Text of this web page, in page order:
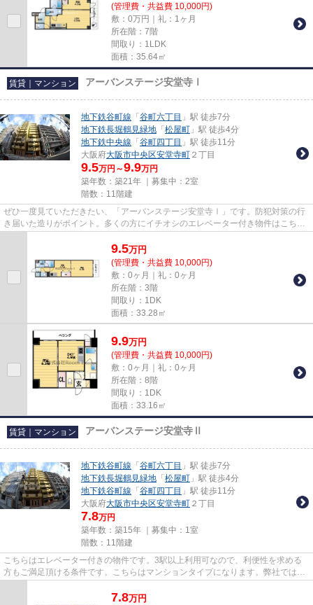
(管理費・共益費 10,000円)
敷：0万円｜礼：1ヶ月
所在階：7階
間取り：1LDK
面積：35.64㎡
賃貸｜マンション アーバンステージ安堂寺Ⅰ
地下鉄谷町線 「 谷町六丁目 」駅 徒歩7分
地下鉄長堀鶴見緑地 「 松屋町 」駅 徒歩4分
地下鉄中央線 「 谷町四丁目 」駅 徒歩11分
大阪府大阪市中央区安堂寺町 ２丁目
9.5万円～9.9万円
築年数：築21年 ｜募集中： 2室
階数：11階建
ぜひ一度見ていただきたい、「アーバンステージ安堂寺Ⅰ」です。防犯対策の行
き届いた造りがポイント。多くの方にイチオシのエレベーター付き物件はこちら
9.5万円
(管理費・共益費 10,000円)
敷：0ヶ月｜礼：0ヶ月
所在階：3階
間取り：1DK
面積：33.28㎡
9.9万円
(管理費・共益費 10,000円)
敷：0ヶ月｜礼：0ヶ月
所在階：8階
間取り：1DK
面積：33.16㎡
賃貸｜マンション アーバンステージ安堂寺Ⅱ
地下鉄谷町線 「 谷町六丁目 」駅 徒歩7分
地下鉄長堀鶴見緑地 「 松屋町 」駅 徒歩4分
地下鉄谷町線 「 谷町四丁目 」駅 徒歩11分
大阪府大阪市中央区安堂寺町 ２丁目
7.8万円
築年数：築15年 ｜募集中： 1室
階数：11階建
こちらはエレベーター付きの物件です。3駅以上利用可なので、利便性を求める
方もご満足頂ける条件です。こちらはマンションタイプになります。弊社では地
7.8万円